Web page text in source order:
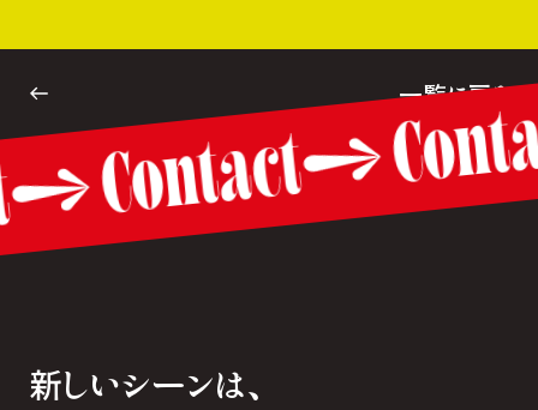
一覧に戻る
Contact
新しいシーンは、